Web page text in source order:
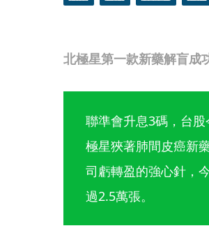
北極星第一款新藥解盲成
聯準會升息3碼，台
極星狹著肺間皮癌新
司虧轉盈的強心針，
過2.5萬張。